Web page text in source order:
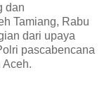
dan
Tamiang, Rabu
dari upaya
pascabencana